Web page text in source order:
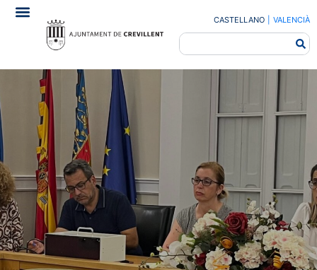
CASTELLANO VALENCIÀ